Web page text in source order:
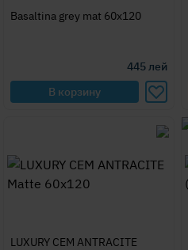
Basaltina grey mat 60x120
445лей
В корзину
LUXURY CEM ANTRACITE